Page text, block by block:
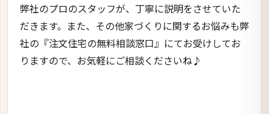
弊社のプロのスタッフが、丁寧に説明をさせていた
だきます。また、その他家づくりに関するお悩みも弊
社の『注文住宅の無料相談窓口』にてお受けしてお
りますので、お気軽にご相談くださいね♪